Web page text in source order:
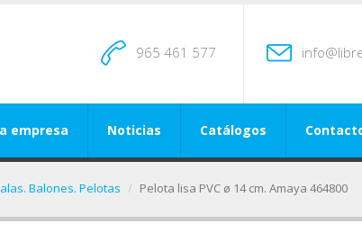
965 461 577
empresa Noticias Catálogos
Balones. Pelotas Pelota lisa PVC ø 14 cm. Amaya 464800